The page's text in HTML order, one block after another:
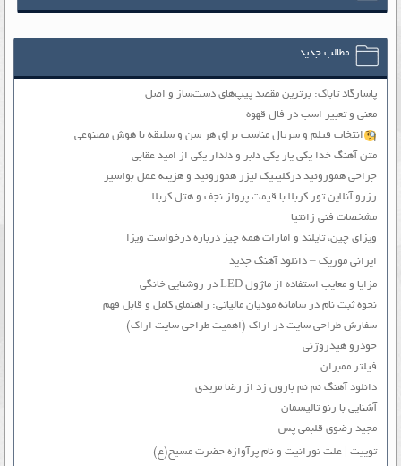
مطالب جدید
پاسارگاد تاباک: برترین مقصد پیپ‌های دست‌ساز و اصل
معنی و تعبیر اسب در فال قهوه
انتخاب فیلم و سریال مناسب برای هر سن و سلیقه با هوش مصنوعی
متن آهنگ خدا یکی یار یکی دلبر و دلدار یکی از امید عقابی
جراحی هموروئید درکلینیک لیزر هموروئید و هزینه عمل بواسیر
رزرو آنلاین تور کربلا با قیمت پرواز نجف و هتل کربلا
مشخصات فنی زانتیا
ویزای چین، تایلند و امارات همه چیز درباره درخواست ویزا
ایرانی موزیک – دانلود آهنگ جدید
مزایا و معایب استفاده از ماژول LED در روشنایی خانگی
نحوه ثبت نام در سامانه مودیان مالیاتی: راهنمای کامل و قابل فهم
سفارش طراحی سایت در اراک (اهمیت طراحی سایت اراک)
خودرو هیدروژنی
فیلتر ممبران
دانلود آهنگ نم نم بارون زد از رضا مریدی
آشنایی با رنو تالیسمان
مجید رضوی قلبمی پس
توییت | علت نورانیت و نام پرآوازه حضرت مسیح(ع)